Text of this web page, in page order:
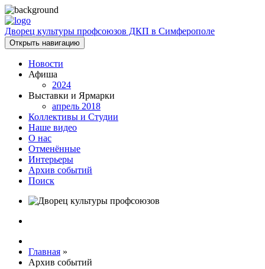
Дворец культуры профсоюзов ДКП в Симферополе
Открыть навигацию
Новости
Афиша
2024
Выставки и Ярмарки
апрель 2018
Коллективы и Студии
Наше видео
О нас
Отменённые
Интерьеры
Архив событий
Поиск
Главная »
Архив событий